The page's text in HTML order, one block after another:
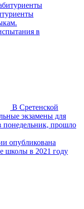
в
В Сретенской
экзамены для
понедельник, прошло
опубликована
школы в 2021 году